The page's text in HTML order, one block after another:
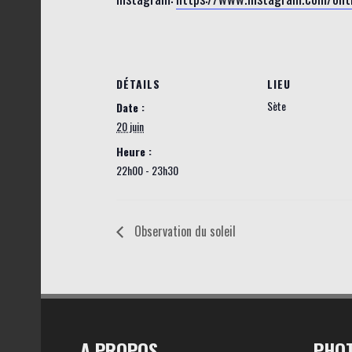
DÉTAILS
Date :
20 juin
Heure :
22h00 - 23h30
LIEU
Sète
Observation du soleil